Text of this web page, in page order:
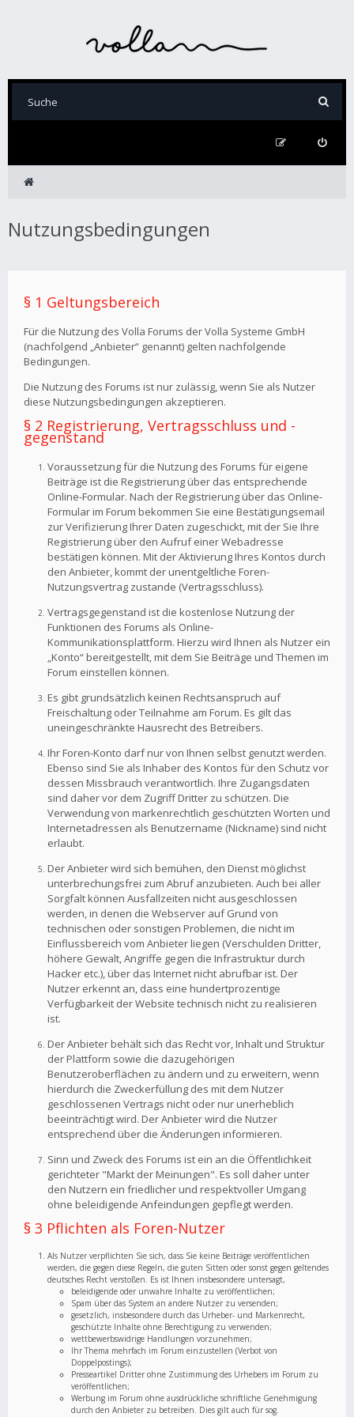
Nutzungsbedingungen
§ 1 Geltungsbereich
Für die Nutzung des Volla Forums der Volla Systeme GmbH
(nachfolgend „Anbieter“ genannt) gelten nachfolgende
Bedingungen.
Die Nutzung des Forums ist nur zulässig, wenn Sie als Nutzer
diese Nutzungsbedingungen akzeptieren.
§ 2 Registrierung, Vertragsschluss und -
gegenstand
Voraussetzung für die Nutzung des Forums für eigene
Beiträge ist die Registrierung über das entsprechende
Online-Formular. Nach der Registrierung über das Online-
Formular im Forum bekommen Sie eine Bestätigungsemail
zur Verifizierung Ihrer Daten zugeschickt, mit der Sie Ihre
Registrierung über den Aufruf einer Webadresse
bestätigen können. Mit der Aktivierung Ihres Kontos durch
den Anbieter, kommt der unentgeltliche Foren-
Nutzungsvertrag zustande (Vertragsschluss).
Vertragsgegenstand ist die kostenlose Nutzung der
Funktionen des Forums als Online-
Kommunikationsplattform. Hierzu wird Ihnen als Nutzer ein
„Konto“ bereitgestellt, mit dem Sie Beiträge und Themen im
Forum einstellen können.
Es gibt grundsätzlich keinen Rechtsanspruch auf
Freischaltung oder Teilnahme am Forum. Es gilt das
uneingeschränkte Hausrecht des Betreibers.
Ihr Foren-Konto darf nur von Ihnen selbst genutzt werden.
Ebenso sind Sie als Inhaber des Kontos für den Schutz vor
dessen Missbrauch verantwortlich. Ihre Zugangsdaten
sind daher vor dem Zugriff Dritter zu schützen. Die
Verwendung von markenrechtlich geschützten Worten und
Internetadressen als Benutzername (Nickname) sind nicht
erlaubt.
Der Anbieter wird sich bemühen, den Dienst möglichst
unterbrechungsfrei zum Abruf anzubieten. Auch bei aller
Sorgfalt können Ausfallzeiten nicht ausgeschlossen
werden, in denen die Webserver auf Grund von
technischen oder sonstigen Problemen, die nicht im
Einflussbereich vom Anbieter liegen (Verschulden Dritter,
höhere Gewalt, Angriffe gegen die Infrastruktur durch
Hacker etc.), über das Internet nicht abrufbar ist. Der
Nutzer erkennt an, dass eine hundertprozentige
Verfügbarkeit der Website technisch nicht zu realisieren
ist.
Der Anbieter behält sich das Recht vor, Inhalt und Struktur
der Plattform sowie die dazugehörigen
Benutzeroberflächen zu ändern und zu erweitern, wenn
hierdurch die Zweckerfüllung des mit dem Nutzer
geschlossenen Vertrags nicht oder nur unerheblich
beeinträchtigt wird. Der Anbieter wird die Nutzer
entsprechend über die Änderungen informieren.
Sinn und Zweck des Forums ist ein an die Öffentlichkeit
gerichteter "Markt der Meinungen". Es soll daher unter
den Nutzern ein friedlicher und respektvoller Umgang
ohne beleidigende Anfeindungen gepflegt werden.
§ 3 Pflichten als Foren-Nutzer
Als Nutzer verpflichten Sie sich, dass Sie keine Beiträge veröffentlichen
werden, die gegen diese Regeln, die guten Sitten oder sonst gegen geltendes
deutsches Recht verstoßen. Es ist Ihnen insbesondere untersagt,
beleidigende oder unwahre Inhalte zu veröffentlichen;
Spam über das System an andere Nutzer zu versenden;
gesetzlich, insbesondere durch das Urheber- und Markenrecht,
geschützte Inhalte ohne Berechtigung zu verwenden;
wettbewerbswidrige Handlungen vorzunehmen;
Ihr Thema mehrfach im Forum einzustellen (Verbot von
Doppelpostings);
Presseartikel Dritter ohne Zustimmung des Urhebers im Forum zu
veröffentlichen;
Werbung im Forum ohne ausdrückliche schriftliche Genehmigung
durch den Anbieter zu betreiben. Dies gilt auch für sog.